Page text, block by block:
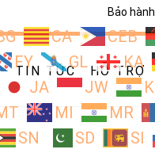
Bảo hành
CA CEB
FY GL KA
JA JW
MI MR
SN SD SI
TIN TỨC HỖ TRỢ